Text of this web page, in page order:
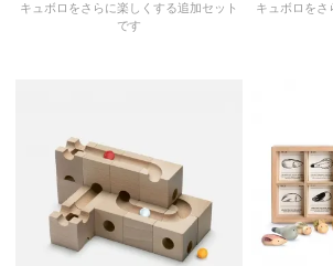
キュボロをさらに楽しくする追加セット
です
キュボロをさ